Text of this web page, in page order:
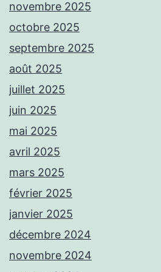
novembre 2025
octobre 2025
septembre 2025
août 2025
juillet 2025
juin 2025
mai 2025
avril 2025
mars 2025
février 2025
janvier 2025
décembre 2024
novembre 2024